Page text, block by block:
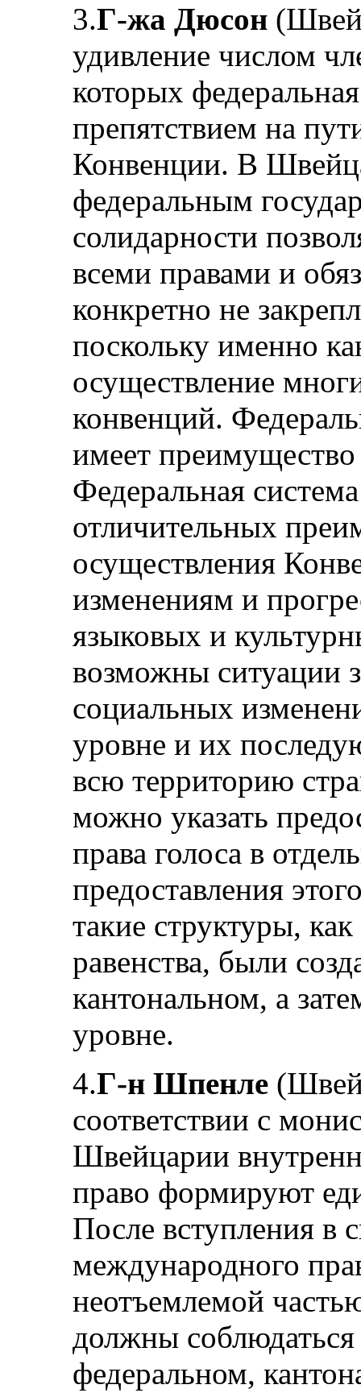
3.Г-жа Дюсон
удивление числом
которых
препятствием на
Конвенции. В
федеральным
солидарности
всеми правами и
конкретно не
поскольку именно
осуществление
конвенций.
имеет
Федеральная
отличительных
осуществления
изменениям и
языковых и
возможны ситуации
социальных
уровне и их
всю территорию
можно указать
права голоса в
предоставления
такие структуры,
равенства, были
кантональном, а
уровне.
4.Г-н Шпенле
соответствии с
Швейцарии
право формируют
После вступления в
международного
неотъемлемой
должны
федеральном,